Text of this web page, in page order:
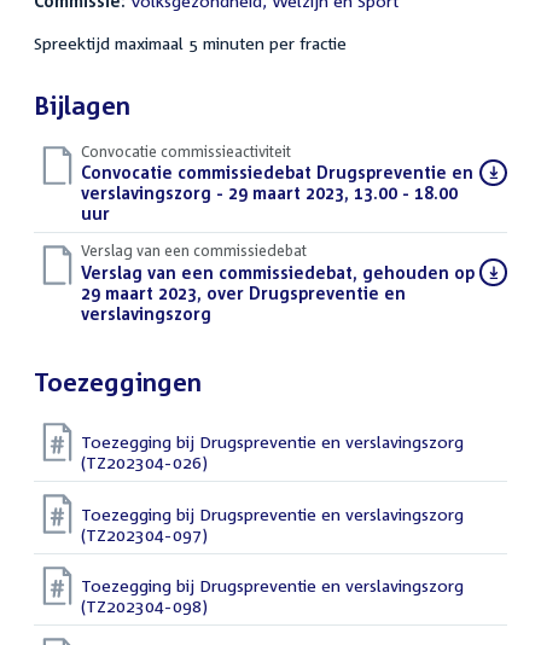
Spreektijd maximaal 5 minuten per fractie
Bijlagen
Convocatie commissieactiviteit
Download
bestand:
Convocatie commissiedebat Drugspreventie en
verslavingszorg - 29 maart 2023, 13.00 - 18.00
uur(PDF)
Verslag van een commissiedebat
Download
bestand:
Verslag van een commissiedebat, gehouden op
29 maart 2023, over Drugspreventie en
verslavingszorg
Toezeggingen
Toezegging bij Drugspreventie en verslavingszorg
(TZ202304-026)
Toezegging bij Drugspreventie en verslavingszorg
(TZ202304-097)
Toezegging bij Drugspreventie en verslavingszorg
(TZ202304-098)